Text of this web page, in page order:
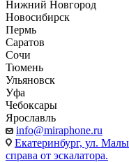
Нижний Новгород
Новосибирск
Пермь
Саратов
Сочи
Тюмень
Ульяновск
Уфа
Чебоксары
Ярославль
info@miraphone.ru
Екатеринбург, ул.
справа от эскалатора.